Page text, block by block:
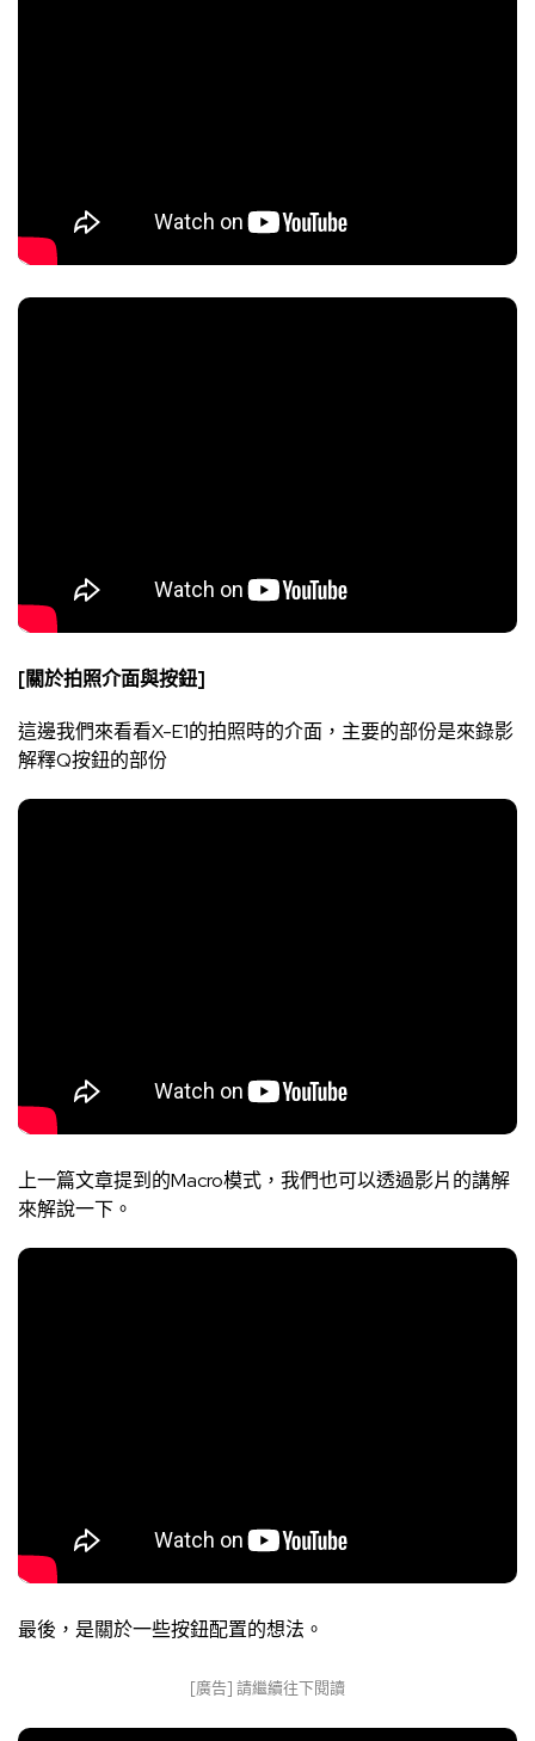
[關於拍照介面與按鈕]
這邊我們來看看X-E1的拍照時的介面，主要的部份是來錄影
解釋Q按鈕的部份
上一篇文章提到的Macro模式，我們也可以透過影片的講解
來解說一下。
最後，是關於一些按鈕配置的想法。
[廣告] 請繼續往下閱讀